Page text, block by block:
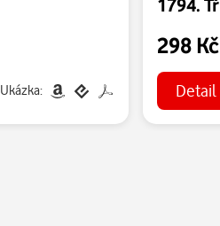
Ukázka:
298
Detail